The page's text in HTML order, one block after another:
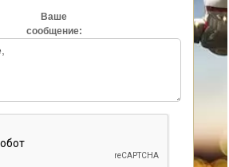
Ваше
сообщение: